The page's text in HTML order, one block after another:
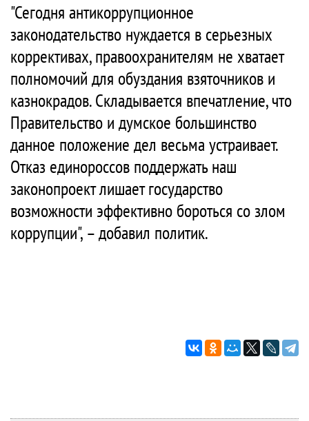
"Сегодня антикоррупционное
законодательство нуждается в серьезных
коррективах, правоохранителям не хватает
полномочий для обуздания взяточников и
казнокрадов. Складывается впечатление, что
Правительство и думское большинство
данное положение дел весьма устраивает.
Отказ единороссов поддержать наш
законопроект лишает государство
возможности эффективно бороться со злом
коррупции", – добавил политик.